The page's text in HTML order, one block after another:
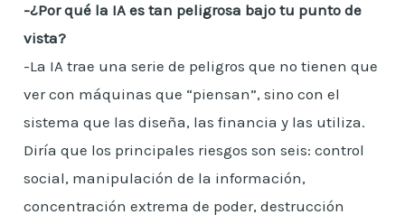
-¿Por qué la IA es tan peligrosa bajo tu punto de
vista?
-La IA trae una serie de peligros que no tienen que
ver con máquinas que “piensan”, sino con el
sistema que las diseña, las financia y las utiliza.
Diría que los principales riesgos son seis: control
social, manipulación de la información,
concentración extrema de poder, destrucción